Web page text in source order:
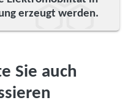
erzeugt werden.
Sie auch